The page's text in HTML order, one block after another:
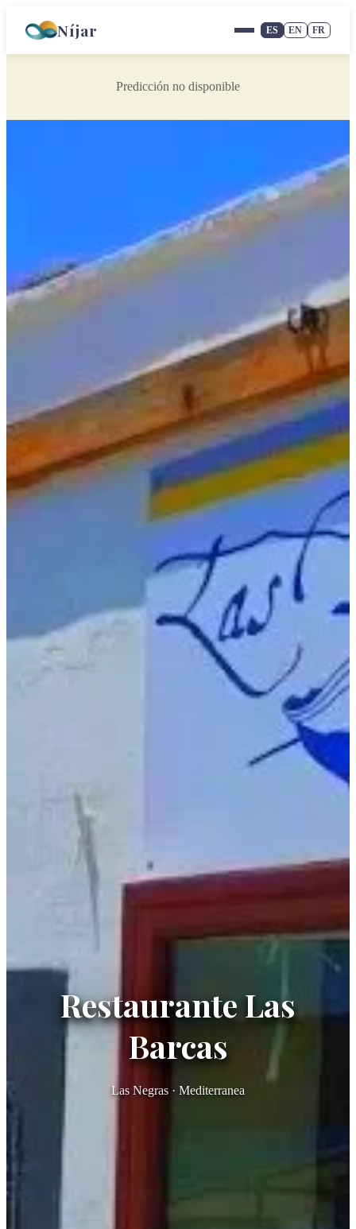
Níjar ES EN FR
Predicción no disponible
Restaurante Las
Barcas
Las Negras · Mediterranea